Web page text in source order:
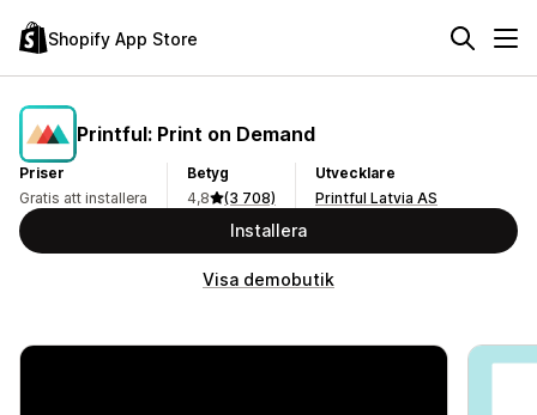
Shopify App Store
Printful: Print on Demand
Priser
Gratis att installera
Betyg
4,8
(3 708)
Utvecklare
Printful Latvia AS
Installera
Visa demobutik